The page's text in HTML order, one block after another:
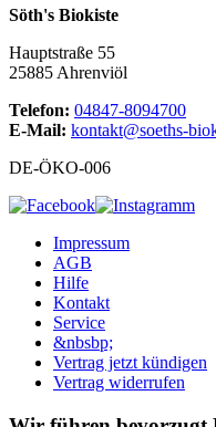
Söth's Biokiste
Hauptstraße 55
25885 Ahrenviöl
Telefon: 04847-8094700
E-Mail: kontakt@soeths-
DE-ÖKO-006
Impressum
AGB
Hilfe
Kontakt
Service
&nbsbp;
Vertrag jetzt kündigen
Vertrag widerrufen